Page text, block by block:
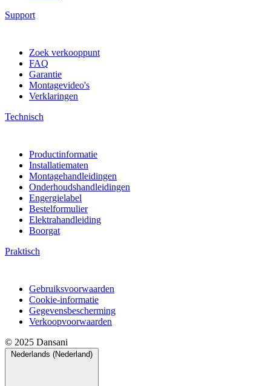
Support
Zoek verkooppunt
FAQ
Garantie
Montagevideo's
Verklaringen
Technisch
Productinformatie
Installatiematen
Montagehandleidingen
Onderhoudshandleidingen
Engergielabel
Bestelformulier
Elektrahandleiding
Boorgat
Praktisch
Gebruiksvoorwaarden
Cookie-informatie
Gegevensbescherming
Verkoopvoorwaarden
© 2025 Dansani
Nederlands (Nederland)